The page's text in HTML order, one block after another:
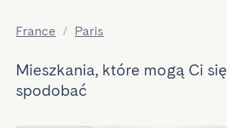
France / Paris
Mieszkania, które mogą Ci się
spodobać